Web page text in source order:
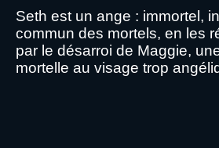
Seth est un ange : immortel,
commun des mortels, en les
par le désarroi de Maggie,
mortelle au visage trop